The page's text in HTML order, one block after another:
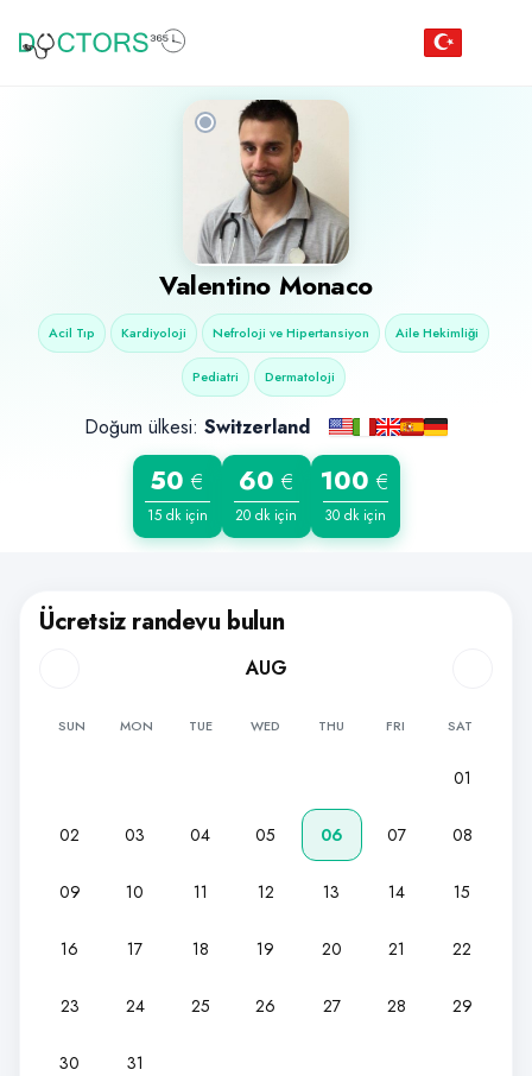
Valentino Monaco
Acil Tıp Kardiyoloji Nefroloji ve Hipertansiyon Aile Hekimliği
Pediatri Dermatoloji
Doğum ülkesi: Switzerland
50 €
15 dk için
60 €
20 dk için
100 €
30 dk için
Ücretsiz randevu bulun
AUG
SUN MON TUE WED THU FRI SAT
01
02 03 04 05 06 07 08
09 10 11 12 13 14 15
16 17 18 19 20 21 22
23 24 25 26 27 28 29
30 31